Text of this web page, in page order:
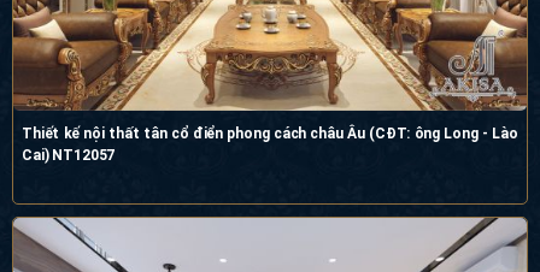
Thiết kế nội thất tân cổ điển phong cách châu Âu (CĐT: ông Long - Lào
Cai) NT12057